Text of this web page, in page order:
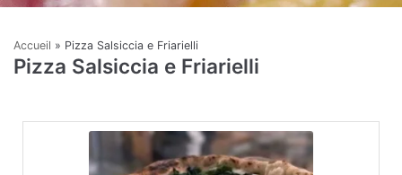
Accueil » Pizza Salsiccia e Friarielli
Pizza Salsiccia e Friarielli